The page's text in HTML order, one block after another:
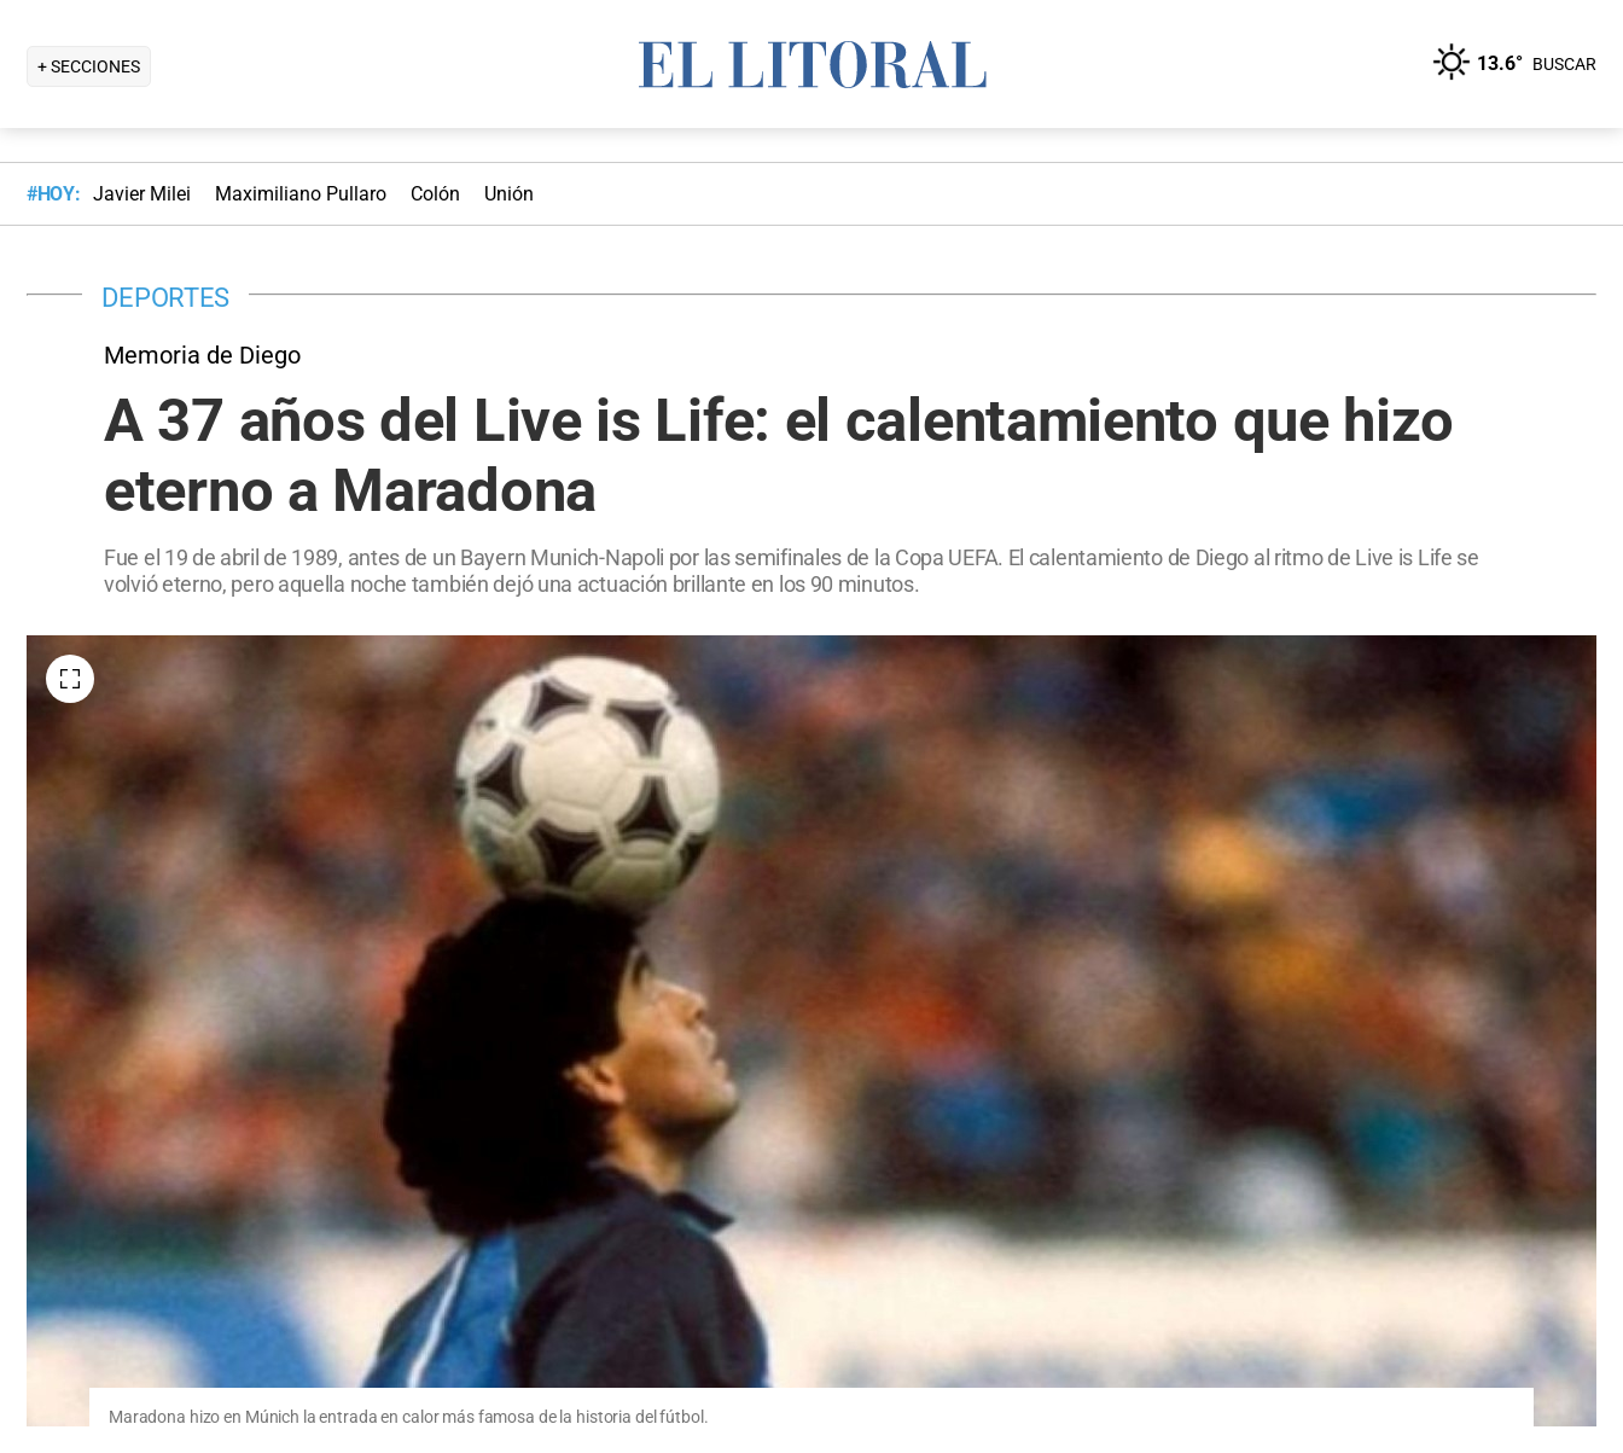
+ SECCIONES 13.6° BUSCAR
#HOY: Javier Milei Maximiliano Pullaro Colón Unión
DEPORTES
Memoria de Diego
A 37 años del Live is Life: el calentamiento que hizo
eterno a Maradona
Fue el 19 de abril de 1989, antes de un Bayern Munich-Napoli por las semifinales de la Copa UEFA. El calentamiento de Diego al ritmo de Live is Life se
volvió eterno, pero aquella noche también dejó una actuación brillante en los 90 minutos.
Maradona hizo en Múnich la entrada en calor más famosa de la historia del fútbol.